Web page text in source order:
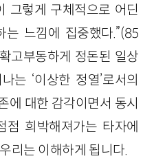
그렇게 구체적으로 어딘
느낌에 집중했다.”(85
고부동하게 정돈된 일상
는 ‘이상한 정열’로서의
에 대한 감각이면서 동시
점 희박해져가는 타자에
리는 이해하게 됩니다.